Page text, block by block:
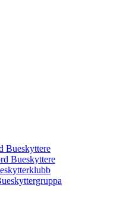
Bueskyttere
Bueskyttere